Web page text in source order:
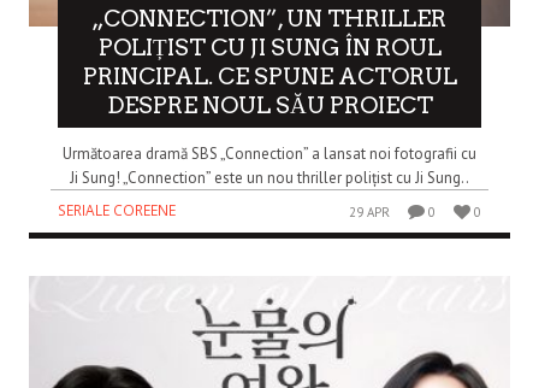
„CONNECTION”, UN THRILLER
POLIȚIST CU JI SUNG ÎN ROUL
PRINCIPAL. CE SPUNE ACTORUL
DESPRE NOUL SĂU PROIECT
Următoarea dramă SBS „Connection” a lansat noi fotografii cu
Ji Sung! „Connection” este un nou thriller polițist cu Ji Sung..
SERIALE COREENE
29 APR 0 0